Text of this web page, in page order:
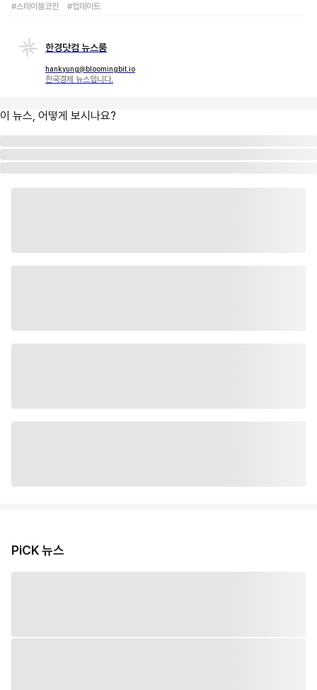
#스테이블코인 #업데이트
한경닷컴 뉴스룸
hankyung@bloomingbit.io
한국경제 뉴스입니다.
이 뉴스, 어떻게 보시나요?
PiCK 뉴스